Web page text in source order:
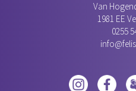
Van
1981 EE
0255